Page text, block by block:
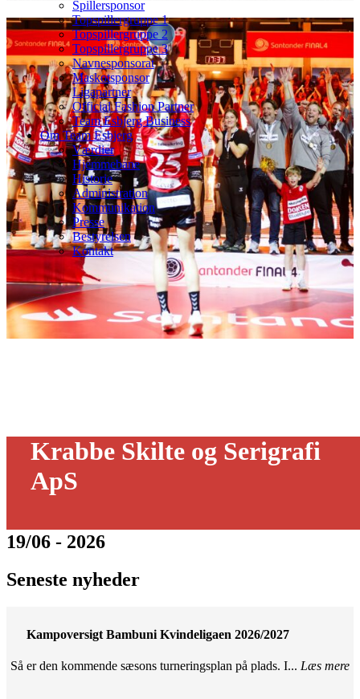
Spillersponsor
Topspillergruppe 1
Topspillergruppe 2
Topspillergruppe 3
Navnesponsorat
Maskotsponsor
Ligapartner
Official Fashion Partner
Team Esbjerg Business
Om Team Esbjerg
Værdier
Hjemmebane
Historie
Administration
Kommunikation
Presse
Bestyrelsen
Kontakt
Krabbe Skilte og Serigrafi
ApS
19/06 - 2026
Seneste nyheder
Kampoversigt Bambuni Kvindeligaen 2026/2027
Så er den kommende sæsons turneringsplan på plads. I... Læs mere